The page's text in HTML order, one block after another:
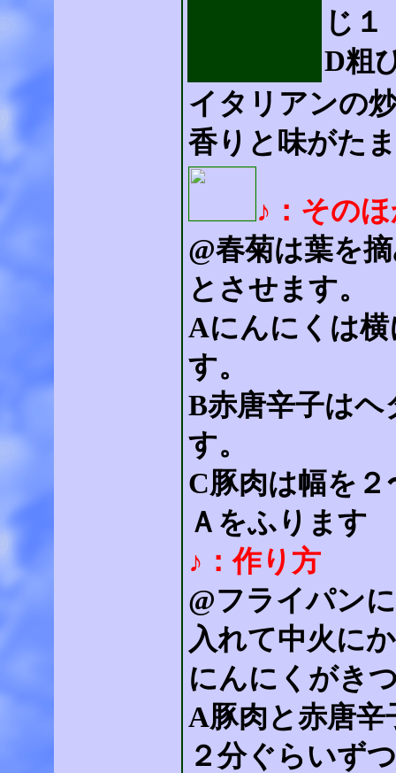
じ１
D粗
イタリアンの
香りと味がた
♪：その
@春菊は葉を
とさせます。
Aにんにくは
す。
B赤唐辛子は
す。
C豚肉は幅を
Ａをふります
♪：作り方
@フライパン
入れて中火に
にんにくがき
A豚肉と赤唐辛
２分ぐらいず